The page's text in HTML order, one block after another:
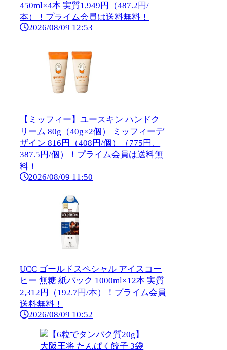
450ml×4本 実質1,949円（487.2円/
本）！プライム会員は送料無料！
2026/08/09 12:53
【ミッフィー】ユースキン ハンドク
リーム 80g（40g×2個） ミッフィーデ
ザイン 816円（408円/個）（775円、
387.5円/個）！プライム会員は送料無
料！
2026/08/09 11:50
UCC ゴールドスペシャル アイスコー
ヒー 無糖 紙パック 1000ml×12本 実質
2,312円（192.7円/本）！プライム会員
送料無料！
2026/08/09 10:52